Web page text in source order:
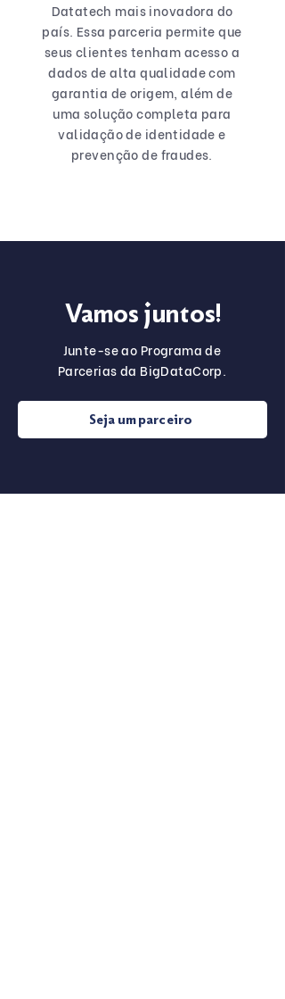
Datatech mais inovadora do
país. Essa parceria permite que
seus clientes tenham acesso a
dados de alta qualidade com
garantia de origem, além de
uma solução completa para
validação de identidade e
prevenção de fraudes.
Vamos juntos!
Junte-se ao Programa de
Parcerias da BigDataCorp.
Seja um parceiro